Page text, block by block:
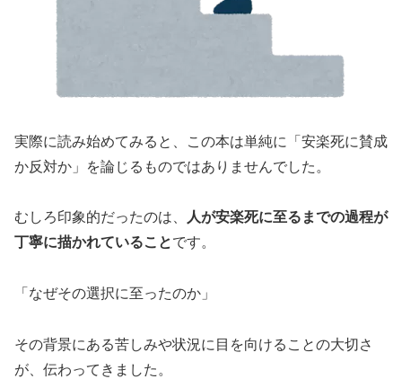
実際に読み始めてみると、この本は単純に「安楽死に賛成
か反対か」を論じるものではありませんでした。
むしろ印象的だったのは、
人が安楽死に至るまでの過程が
丁寧に描かれていることです。
「なぜその選択に至ったのか」
その背景にある苦しみや状況に目を向けることの大切さ
が、伝わってきました。